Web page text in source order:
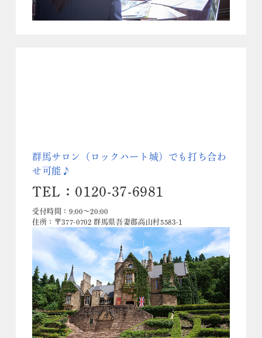
群馬サロン（ロックハート城）でも打ち合わ
せ可能♪
TEL：0120-37-6981
受付時間：9:00～20:00
住所：〒377-0702 群馬県吾妻郡高山村5583-1